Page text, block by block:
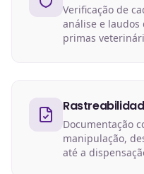
Verificação de
análise e
primas
Documentação
manipulação,
até a